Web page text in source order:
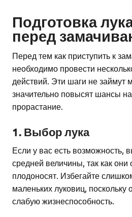
Подготовка
перед
Перед тем как приступить к
необходимо провести
действий. Эти шаги не займут
значительно повысят шансы
прорастание.
1. Выбор лука
Если у вас есть возможность,
средней величины, так как
плодоносят. Избегайте
маленьких луковиц, поскольку
слабую жизнеспособность.